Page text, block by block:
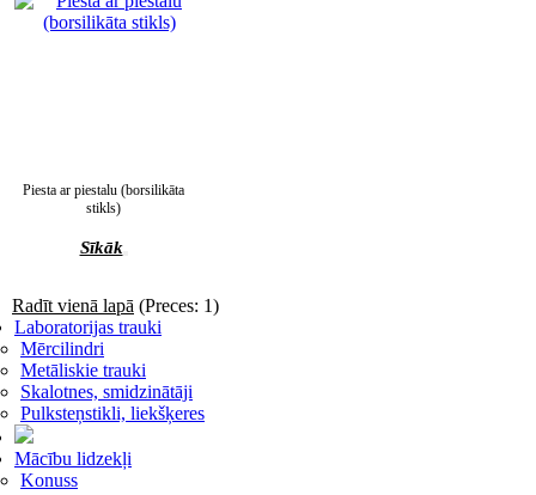
Piesta ar piestalu (borsilikāta
stikls)
Sīkāk
Radīt vienā lapā (Preces: 1)
Laboratorijas trauki
Mērcilindri
Metāliskie trauki
Skalotnes, smidzinātāji
Pulksteņstikli, liekšķeres
Mācību lidzekļi
Konuss